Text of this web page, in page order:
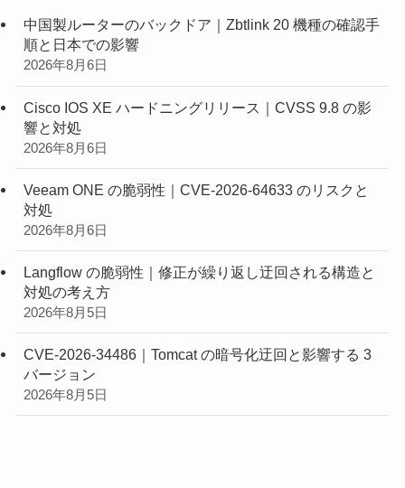
中国製ルーターのバックドア｜Zbtlink 20 機種の確認手
順と日本での影響
2026年8月6日
Cisco IOS XE ハードニングリリース｜CVSS 9.8 の影
響と対処
2026年8月6日
Veeam ONE の脆弱性｜CVE-2026-64633 のリスクと
対処
2026年8月6日
Langflow の脆弱性｜修正が繰り返し迂回される構造と
対処の考え方
2026年8月5日
CVE-2026-34486｜Tomcat の暗号化迂回と影響する 3
バージョン
2026年8月5日